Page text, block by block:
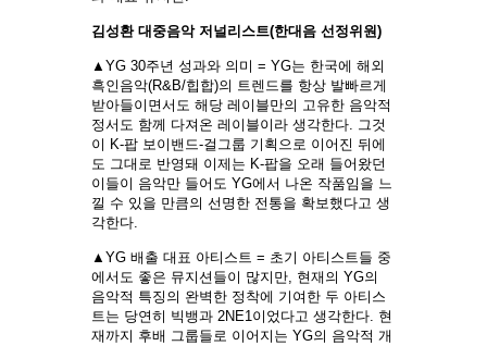
김성환 대중음악 저널리스트(한대음 선정위원)
▲YG 30주년 성과와 의미 = YG는 한국에 해외
흑인음악(R&B/힙합)의 트렌드를 항상 발빠르게
받아들이면서도 해당 레이블만의 고유한 음악적
정서도 함께 다져온 레이블이라 생각한다. 그것
이 K-팝 보이밴드-걸그룹 기획으로 이어진 뒤에
도 그대로 반영돼 이제는 K-팝을 오래 들어왔던
이들이 음악만 들어도 YG에서 나온 작품임을 느
낄 수 있을 만큼의 선명한 전통을 확보했다고 생
각한다.
▲YG 배출 대표 아티스트 = 초기 아티스트들 중
에서도 좋은 뮤지션들이 많지만, 현재의 YG의
음악적 특징의 완벽한 정착에 기여한 두 아티스
트는 당연히 빅뱅과 2NE1이었다고 생각한다. 현
재까지 후배 그룹들로 이어지는 YG의 음악적 개